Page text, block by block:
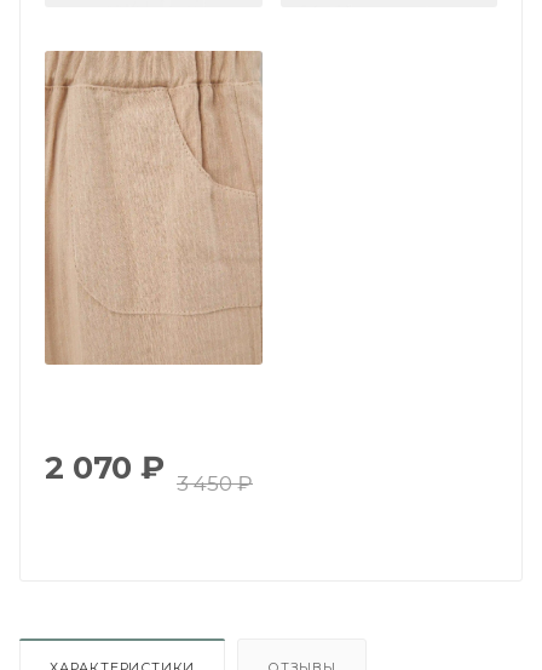
2 070 ₽ 3 450₽